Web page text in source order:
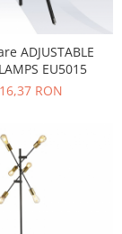
ADJUSTABLE
EU5015
RON